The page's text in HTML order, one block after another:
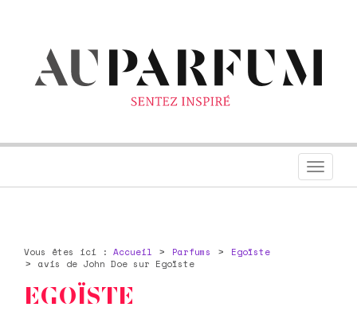
Vous êtes ici : Accueil Parfums
Egoïste
avis de John Doe sur Egoïste
EGOÏSTE